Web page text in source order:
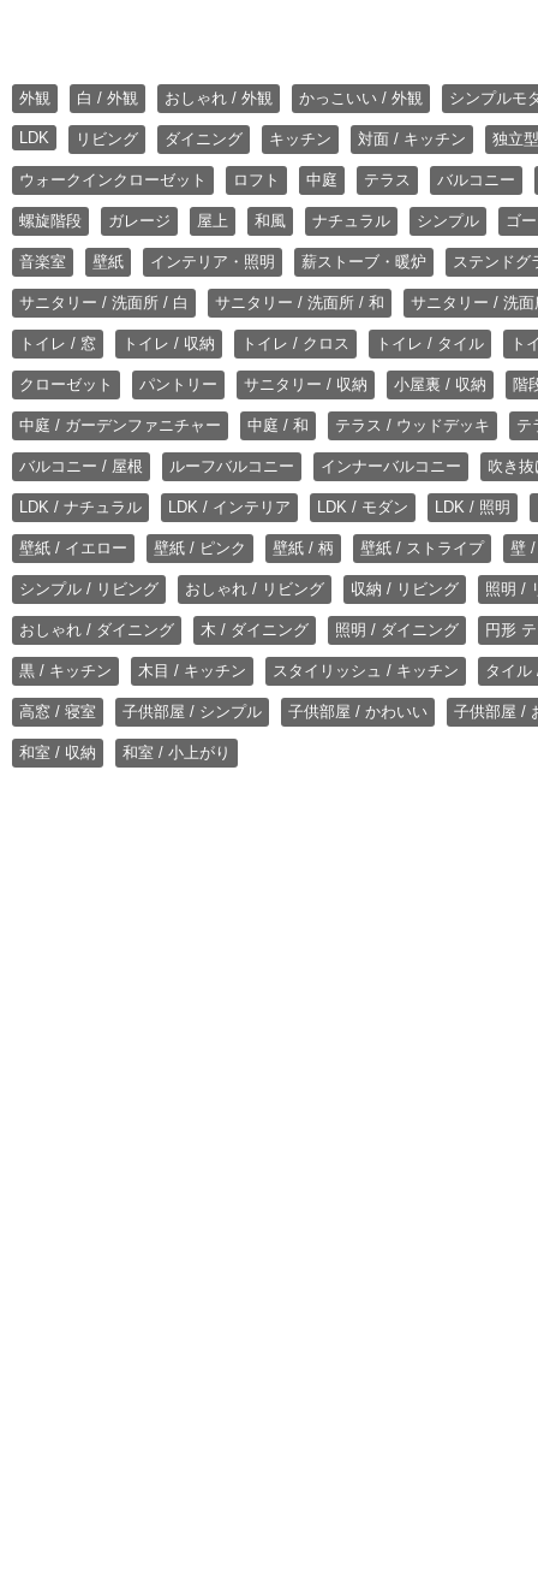
外観 白 / 外観 おしゃれ / 外観 かっこいい / 外観 シンプルモ
LDK リビング ダイニング キッチン 対面 / キッチン 独立
ウォークインクローゼット ロフト 中庭 テラス バルコニー
螺旋階段 ガレージ 屋上 和風 ナチュラル シンプル ゴ
音楽室 壁紙 インテリア・照明 薪ストーブ・暖炉 ステンドグ
サニタリー / 洗面所 / 白 サニタリー / 洗面所 / 和 サニタリー / 洗
トイレ / 窓 トイレ / 収納 トイレ / クロス トイレ / タイル ト
クローゼット パントリー サニタリー / 収納 小屋裏 / 収納 階
中庭 / ガーデンファニチャー 中庭 / 和 テラス / ウッドデッキ テ
バルコニー / 屋根 ルーフバルコニー インナーバルコニー 吹き
LDK / ナチュラル LDK / インテリア LDK / モダン LDK / 照明
壁紙 / イエロー 壁紙 / ピンク 壁紙 / 柄 壁紙 / ストライプ 壁
シンプル / リビング おしゃれ / リビング 収納 / リビング 照明 /
おしゃれ / ダイニング 木 / ダイニング 照明 / ダイニング 円形
黒 / キッチン 木目 / キッチン スタイリッシュ / キッチン タイル
高窓 / 寝室 子供部屋 / シンプル 子供部屋 / かわいい 子供部屋 /
和室 / 収納 和室 / 小上がり